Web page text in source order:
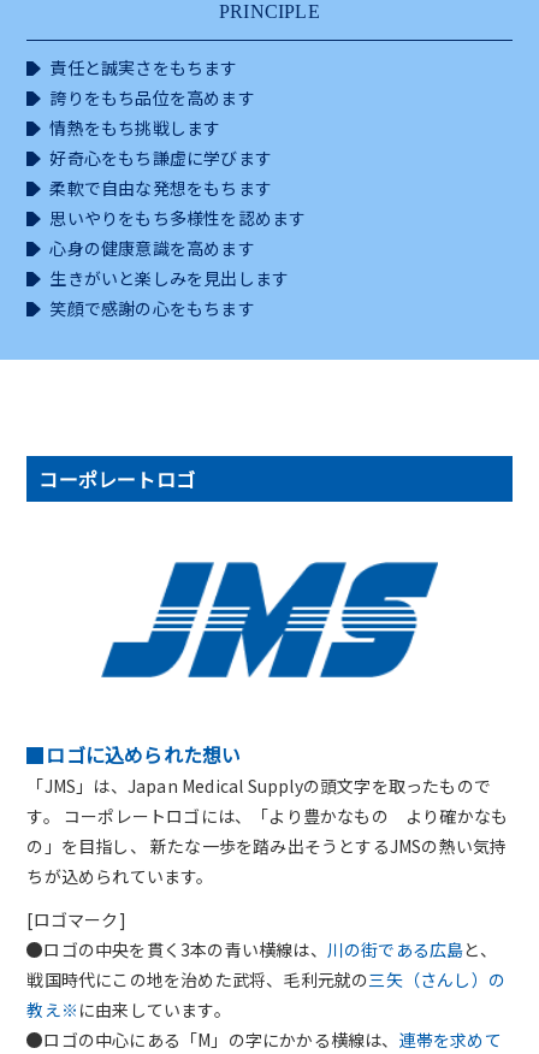
PRINCIPLE
責任と誠実さをもちます
誇りをもち品位を高めます
情熱をもち挑戦します
好奇心をもち謙虚に学びます
柔軟で自由な発想をもちます
思いやりをもち多様性を認めます
心身の健康意識を高めます
生きがいと楽しみを見出します
笑顔で感謝の心をもちます
コーポレートロゴ
ロゴに込められた想い
「JMS」は、Japan Medical Supplyの頭文字を取ったもので
す。
コーポレートロゴには、「より豊かなもの より確かなも
の」を目指し、 新たな一歩を踏み出そうとするJMSの熱い気持
ちが込められています。
[ロゴマーク]
ロゴの中央を貫く3本の青い横線は、 川の街である広島と、
戦国時代にこの地を治めた武将、毛利元就の三矢（さんし）の
教え※ に由来しています。
ロゴの中心にある「M」の字にかかる横線は、 連帯を求めて